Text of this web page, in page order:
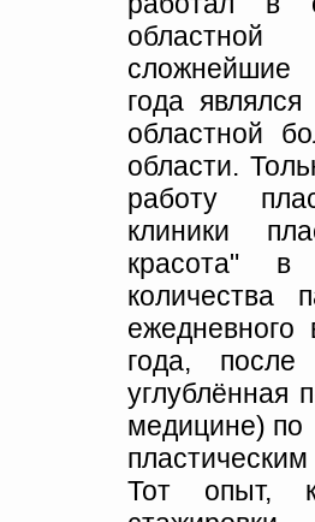
областной
сложнейшие
года являлся
областной
области.
работу
клиники
красота" в
количества
ежедневного
года,
углублённая
медицине) по
Тот опыт,